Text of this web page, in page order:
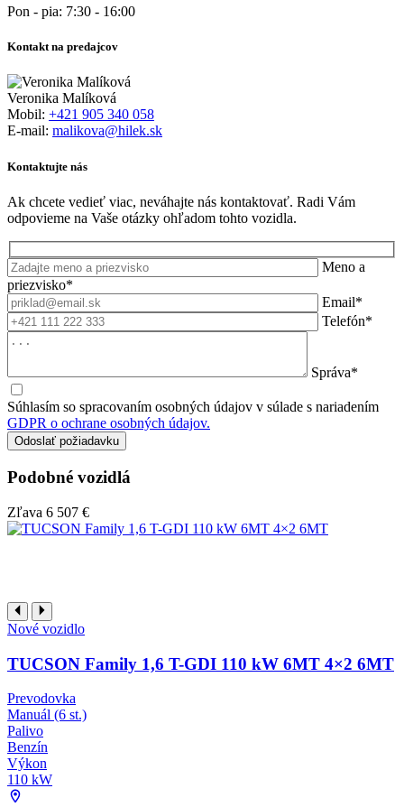
Pon - pia: 7:30 - 16:00
Kontakt na predajcov
Veronika Malíková
Mobil: +421 905 340 058
E-mail: malikova@hilek.sk
Kontaktujte nás
Ak chcete vedieť viac, neváhajte nás kontaktovať. Radi Vám
odpovieme na Vaše otázky ohľadom tohto vozidla.
Meno a
priezvisko*
Email*
Telefón*
Správa*
Súhlasím so spracovaním osobných údajov v súlade s nariadením
GDPR o ochrane osobných údajov.
Podobné vozidlá
Zľava 6 507 €
Nové vozidlo
TUCSON Family 1,6 T-GDI 110 kW 6MT 4×2 6MT
Prevodovka
Manuál (6 st.)
Palivo
Benzín
Výkon
110 kW